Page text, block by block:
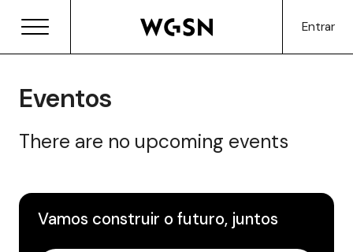
Entrar
Eventos
There are no upcoming events
Vamos construir o futuro, juntos